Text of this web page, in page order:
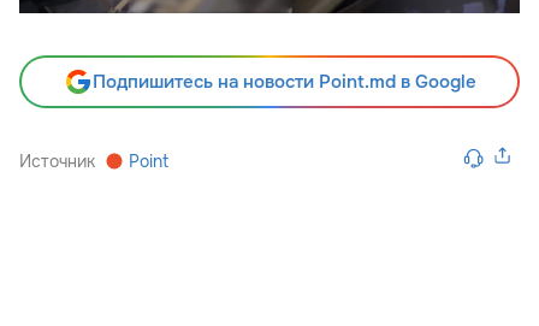
Подпишитесь на новости Point.md в Google
Источник Point